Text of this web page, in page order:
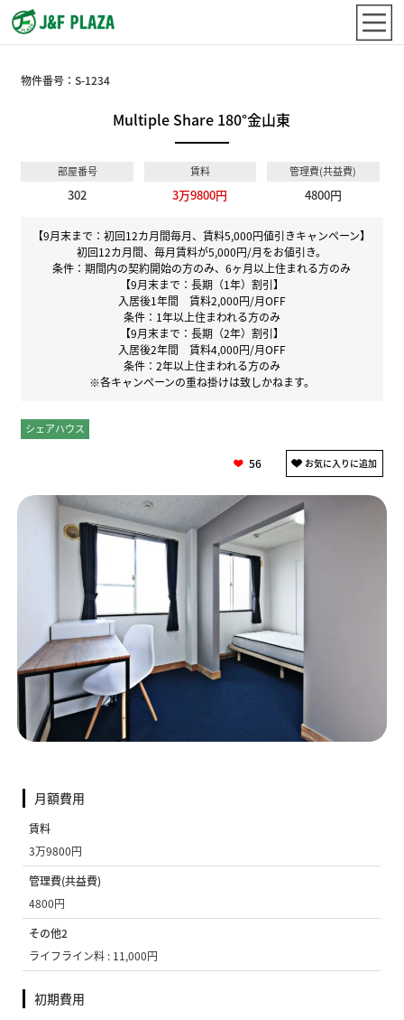
物件番号：S-1234
Multiple Share 180°金山東
部屋番号
302
賃料
3万9800円
管理費(共益費)
4800円
【9月末まで：初回12カ月間毎月、賃料5,000円値引きキャンペーン】
初回12カ月間、毎月賃料が5,000円/月をお値引き。
条件：期間内の契約開始の方のみ、6ヶ月以上住まれる方のみ
【9月末まで：長期（1年）割引】
入居後1年間 賃料2,000円/月OFF
条件：1年以上住まわれる方のみ
【9月末まで：長期（2年）割引】
入居後2年間 賃料4,000円/月OFF
条件：2年以上住まわれる方のみ
※各キャンペーンの重ね掛けは致しかねます。
シェアハウス
56
月額費用
賃料
3万9800円
管理費(共益費)
4800円
その他2
ライフライン料 : 11,000円
初期費用